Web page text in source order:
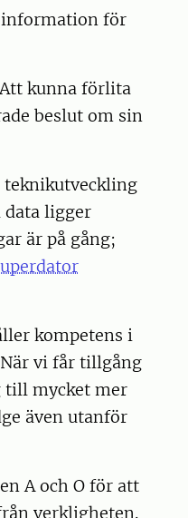
information för
kunna förlita
beslut om sin
teknikutveckling
data ligger
är på gång;
kompetens i
vi får tillgång
till mycket mer
även utanför
A och O för att
verkligheten.